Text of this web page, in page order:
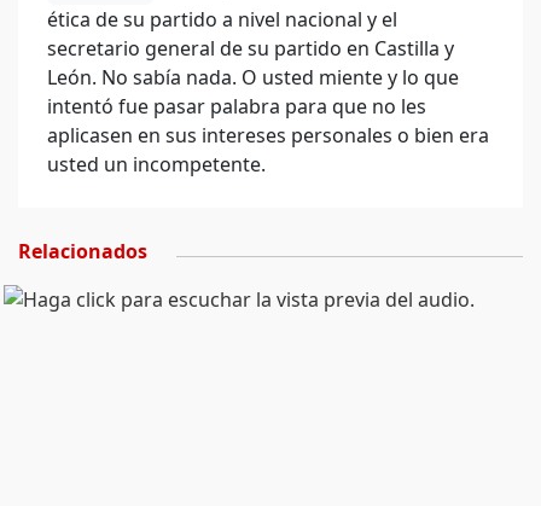
ética de su partido a nivel nacional y el
secretario general de su partido en Castilla y
León. No sabía nada. O usted miente y lo que
intentó fue pasar palabra para que no les
aplicasen en sus intereses personales o bien era
usted un incompetente.
Relacionados